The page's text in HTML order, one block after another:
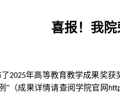
喜报！我
2025年高等教育教学成果奖获
” （成果详情请查阅学院官网